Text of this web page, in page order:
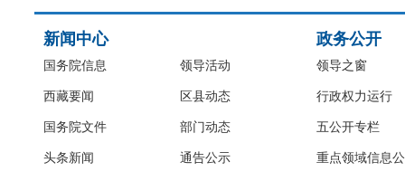
新闻中心
国务院信息
西藏要闻
国务院文件
头条新闻
领导活动
区县动态
部门动态
通告公示
政务公开
领导之窗
行政权力运行
五公开专栏
重点领域信息